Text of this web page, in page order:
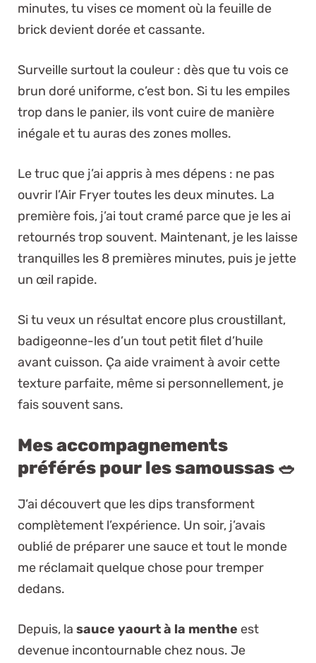
minutes, tu vises ce moment où la feuille de
brick devient dorée et cassante.
Surveille surtout la couleur : dès que tu vois ce
brun doré uniforme, c’est bon. Si tu les empiles
trop dans le panier, ils vont cuire de manière
inégale et tu auras des zones molles.
Le truc que j’ai appris à mes dépens : ne pas
ouvrir l’Air Fryer toutes les deux minutes. La
première fois, j’ai tout cramé parce que je les ai
retournés trop souvent. Maintenant, je les laisse
tranquilles les 8 premières minutes, puis je jette
un œil rapide.
Si tu veux un résultat encore plus croustillant,
badigeonne-les d’un tout petit filet d’huile
avant cuisson. Ça aide vraiment à avoir cette
texture parfaite, même si personnellement, je
fais souvent sans.
Mes accompagnements
préférés pour les samoussas 🥗
J’ai découvert que les dips transforment
complètement l’expérience. Un soir, j’avais
oublié de préparer une sauce et tout le monde
me réclamait quelque chose pour tremper
dedans.
Depuis, la sauce yaourt à la menthe est
devenue incontournable chez nous. Je